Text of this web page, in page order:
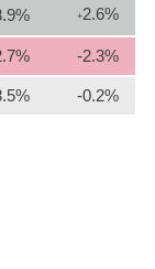
+2.6%
-2.3%
-0.2%